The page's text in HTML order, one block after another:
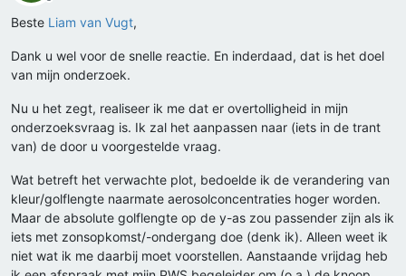
Offline
Beste Liam van Vugt,
Dank u wel voor de snelle reactie. En inderdaad, dat is het doel
van mijn onderzoek.
Nu u het zegt, realiseer ik me dat er overtolligheid in mijn
onderzoeksvraag is. Ik zal het aanpassen naar (iets in de trant
van) de door u voorgestelde vraag.
Wat betreft het verwachte plot, bedoelde ik de verandering van
kleur/golflengte naarmate aerosolconcentraties hoger worden.
Maar de absolute golflengte op de y-as zou passender zijn als ik
iets met zonsopkomst/-ondergang doe (denk ik). Alleen weet ik
niet wat ik me daarbij moet voorstellen. Aanstaande vrijdag heb